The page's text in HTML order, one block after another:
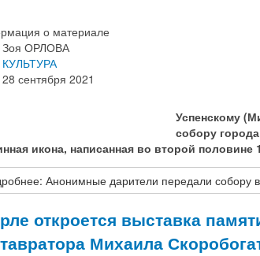
о материале
Зоя ОРЛОВА
КУЛЬТУРА
28 сентября 2021
Успенскому
собору
икона, написанная во второй половине
Анонимные дарители передали собору
откроется выставка
Михаила